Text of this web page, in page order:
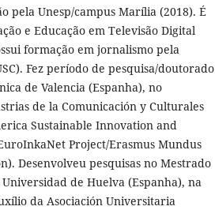
pela Unesp/campus Marília (2018). É
e Educação em Televisão Digital
formação em jornalismo pela
Fez período de pesquisa/doutorado
de Valencia (Espanha), no
de la Comunicación y Culturales
Sustainable Innovation and
Project/Erasmus Mundus
Desenvolveu pesquisas no Mestrado
de Huelva (Espanha), na
da Asociación Universitaria